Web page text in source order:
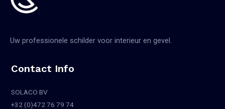
Uw professionele schilder voor interieur en gevel.
Contact Info
SOLACO BV
+32 (0)472 76 79 74